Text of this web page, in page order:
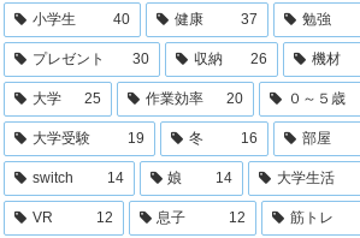
小学生 40 健康 37 勉強
プレゼント 30 収納 26 機材
大学 25 作業効率 20 ０～５歳
大学受験 19 冬 16 部屋
switch 14 娘 14 大学生活
VR 12 息子 12 筋トレ